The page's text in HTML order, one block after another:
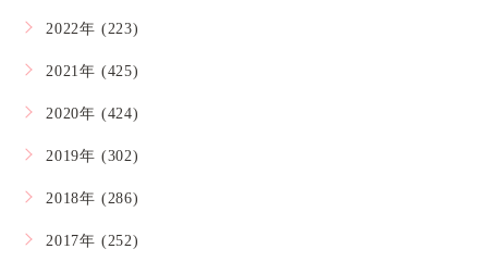
2022年 (223)
2021年 (425)
2020年 (424)
2019年 (302)
2018年 (286)
2017年 (252)